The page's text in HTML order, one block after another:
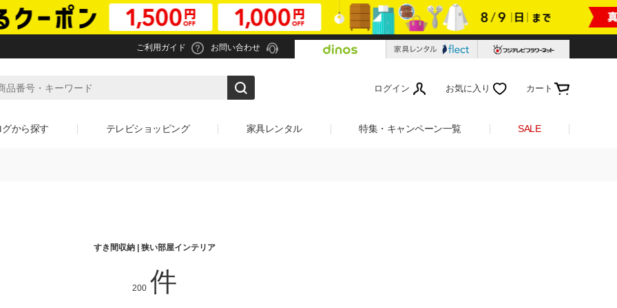
ご利用ガイド お問い合わせ
ログイン お気に入り カート
から探す テレビショッピング 家具レンタル 特集・キャンペーン一覧 SALE
すき間収納 | 狭い部屋インテリア
200 件